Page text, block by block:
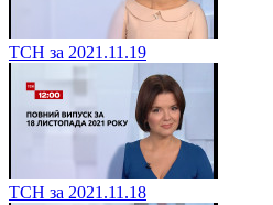
ТСН за 2021.11.19
ТСН за 2021.11.18